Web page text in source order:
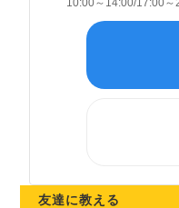
10:00～14:00/17:00～
※研修期間、通算30
友達に教える